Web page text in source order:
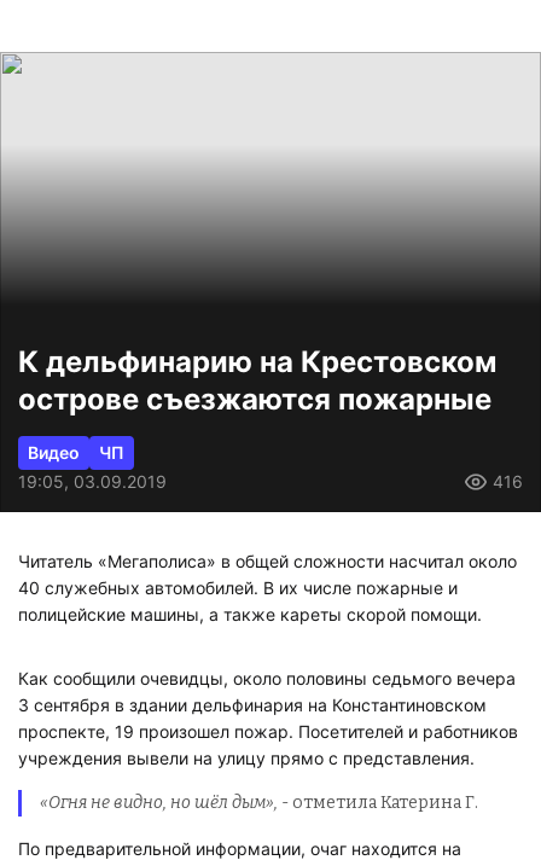
К дельфинарию на Крестовском
острове съезжаются пожарные
Видео
ЧП
19:05, 03.09.2019
416
Читатель «Мегаполиса» в общей сложности насчитал около
40 служебных автомобилей. В их числе пожарные и
полицейские машины, а также кареты скорой помощи.
Как сообщили очевидцы, около половины седьмого вечера
3 сентября в здании дельфинария на Константиновском
проспекте, 19 произошел пожар. Посетителей и работников
учреждения вывели на улицу прямо с представления.
«Огня не видно, но шёл дым», - отметила Катерина Г.
По предварительной информации, очаг находится на